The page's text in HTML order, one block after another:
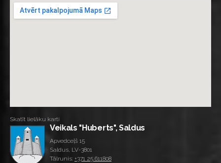
Skatīt lielāku karti
Veikals "Huberts", Saldus
Apvedceļš 15
Saldus, LV-3801
Tālrunis: +371 25 611808